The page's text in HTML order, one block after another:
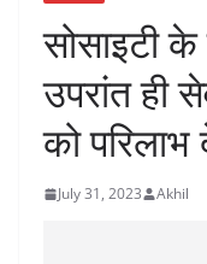
सोसाइटी के
उपरांत ही
को परिलाभ
July 31, 2023 Akhil